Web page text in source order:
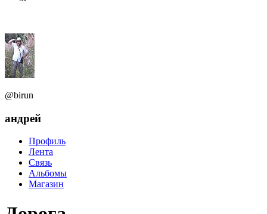
@birun
андрей
Профиль
Лента
Связь
Альбомы
Магазин